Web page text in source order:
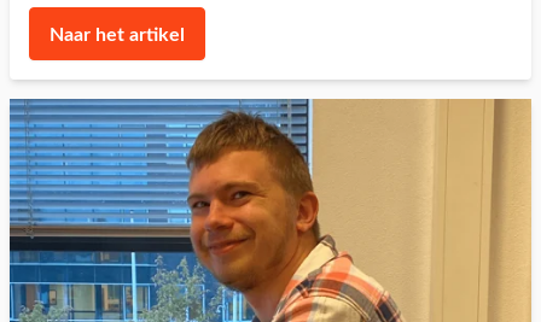
Naar het artikel